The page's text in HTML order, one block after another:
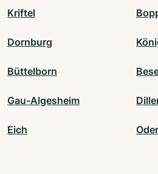
Kriftel
Dornburg
Büttelborn
Gau-Algesheim
Eich